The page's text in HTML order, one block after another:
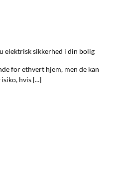
elektrisk sikkerhed i din bolig
for ethvert hjem, men de kan
hvis [...]